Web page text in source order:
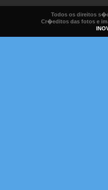
Todos os direitos
Cr�editos das fotos e